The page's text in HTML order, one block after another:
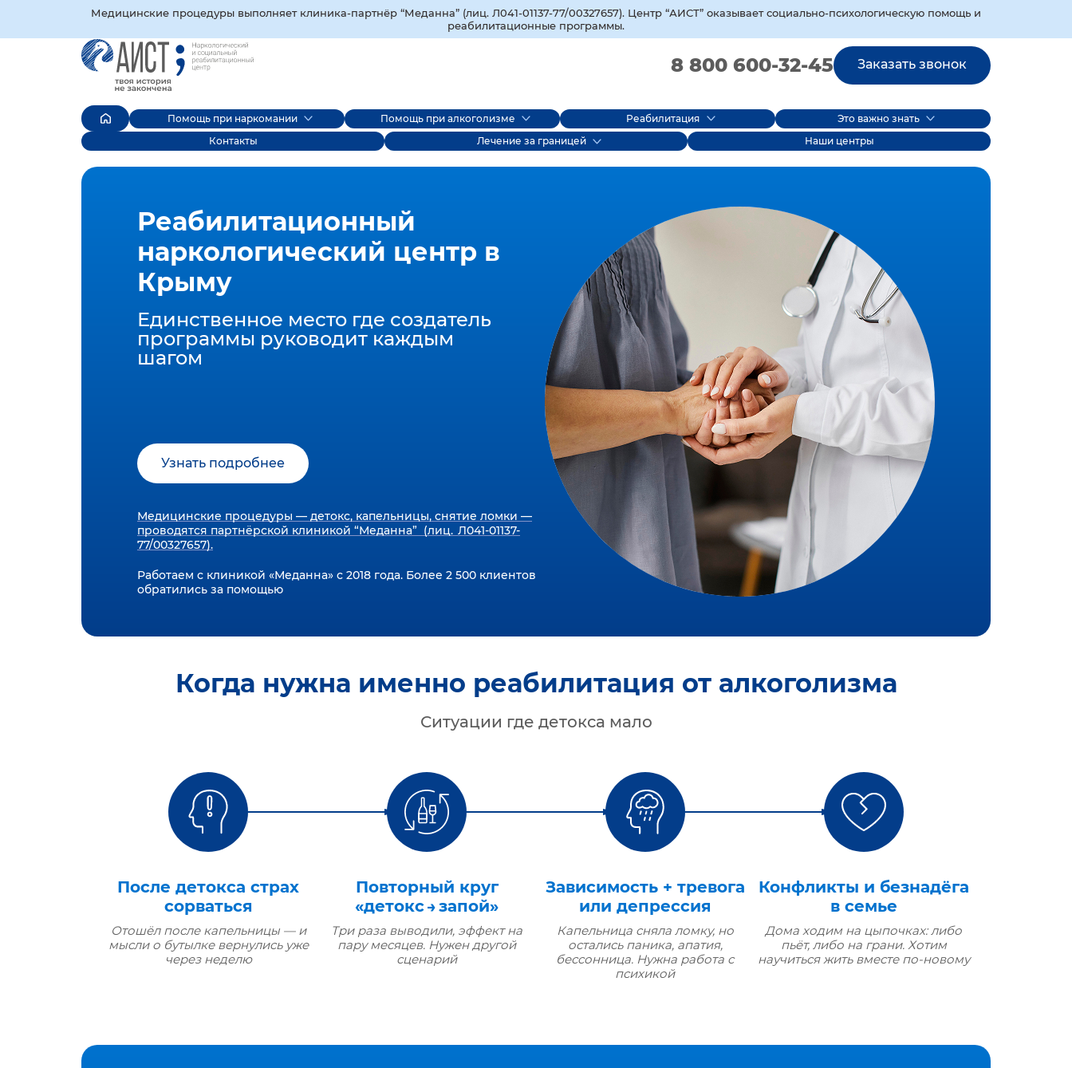
Медицинские процедуры выполняет клиника‑партнёр “Меданна” (лиц. Л041-01137-77/00327657). Центр “АИСТ” оказывает социально‑психологическую помощь и
реабилитационные программы.
8 800 600-32-45 Заказать звонок
Помощь при наркомании Помощь при алкоголизме Реабилитация
Это важно знать
Контакты
Лечение за границей Наши центры
Реабилитационный
наркологический центр в
Крыму
Единственное место где создатель
программы руководит каждым
шагом
Узнать подробнее
Медицинские процедуры — детокс, капельницы, снятие ломки —
проводятся партнёрской клиникой “Меданна” (лиц. Л041-01137-
77/00327657).
Работаем с клиникой «Меданна» с 2018 года. Более 2 500 клиентов
обратились за помощью
Когда нужна именно реабилитация от алкоголизма
Ситуации где детокса мало
После детокса страх
сорваться
Отошёл после капельницы — и
мысли о бутылке вернулись уже
через неделю
Повторный круг
«детокс → запой»
Три раза выводили, эффект на
пару месяцев. Нужен другой
сценарий
Зависимость + тревога
или депрессия
Капельница сняла ломку, но
остались паника, апатия,
бессонница. Нужна работа с
психикой
Конфликты и безнадёга
в семье
Дома ходим на цыпочках: либо
пьёт, либо на грани. Хотим
научиться жить вместе по‑новому